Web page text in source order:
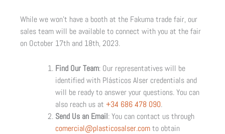
While we won’t have a booth at the Fakuma trade fair, our
sales team will be available to connect with you at the fair
on October 17th and 18th, 2023.
Find Our Team: Our representatives will be
identified with Plásticos Alser credentials and
will be ready to answer your questions. You can
also reach us at +34 686 478 090.
Send Us an Email: You can contact us through
comercial@plasticosalser.comto obtain